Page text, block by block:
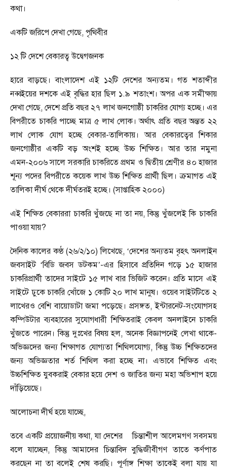
কথা।
একটি জরিপে দেখা গেছে, পৃথিবীর
১২ টি দেশে বেকারত্ব উদ্বেগজনক
হারে বাড়ছে। বাংলাদেশ এই ১২টি দেশের অন্যতম। গত শতাব্দীর
নব্বইয়ের দশকে এই বৃদ্ধির হার ছিল ১.৯ শতাংশ। অপর এক সমীক্ষায়
দেখা গেছে,দেশে প্রতি বছর ২৭ লাখ জনগোষ্ঠী চাকরির যোগ্য হচ্ছে। এর
বিপরীতে চাকরি পাচ্ছে মাত্র ৫ লাখ লোক। অর্থাৎ প্রতি বছর অন্তত ২২
লাখ লোক যোগ হচ্ছে বেকার-তালিকায়। আর বেকারত্বের শিকার
জনগোষ্ঠীর একটি বড় অংশই হচ্ছে উচ্চ শিক্ষিত। আর তার নমুনা
এমন-২০০৬ সালে সরকারি চাকরিতে প্রথম ও দ্বিতীয় শ্রেণীর ৪০ হাজার
শূন্য পদের বিপরীতে কয়েক লাখ উচ্চ শিক্ষিত প্রার্থী ছিল। ক্রমাগত এই
তালিকা দীর্ঘ থেকে দীর্ঘতরই হচ্ছে। (সাপ্তাহিক ২০০০)
এই শিক্ষিত বেকাররা চাকরি খুঁজছে না তা নয়,কিন্তু খুঁজলেই কি চাকরি
পাওয়া যায়?
দৈনিক কালের কণ্ঠ (২৬/২/১০) লিখেছে, ‘দেশের অন্যতম বৃহৎ অনলাইন
জবসাইট ‘বিডি জবস ডটকম’-এর হিসাবে প্রতিদিন গড়ে ১৫ হাজার
চাকরিপ্রার্থী তাদের সাইটে ১৫ লাখ বার ভিজিট করেন। প্রতি মাসে এই
সাইটে ঢুকে চাকরি খোঁজে ১ কোটি ২০ লাখ মানুষ। ওয়েব সাইটটিতে ২
লাখেরও বেশি বায়োডাটা জমা পড়েছে। প্রসঙ্গত,ইন্টারনেট-সংযোগসহ
কম্পিউটার ব্যবহারের সুযোগধারী শিক্ষিতরাই কেবল অনলাইনে চাকরি
খুঁজতে পারেন। কিন্তু দুঃখের বিষয় হল,অনেক বিজ্ঞাপনেই লেখা থাকে-
অভিজ্ঞদের জন্য শিক্ষাগত যোগ্যতা শিথিলযোগ্য,কিন্তু উচ্চ শিক্ষিতদের
জন্য অভিজ্ঞতার শর্ত শিথিল করা হচ্ছে না। এভাবে শিক্ষিত এবং
উচ্চশিক্ষিত যুবকরাই বেকার হয়ে দেশ ও জাতির জন্য মহা অভিশাপ হয়ে
দাঁড়িয়েছে।
আলোচনা দীর্ঘ হয়ে যাচ্ছে,
তবে একটি প্রয়োজনীয় কথা,যা দেশের চিন্তাশীল আলেমগণ সবসময়
বলে যাচ্ছেন,কিন্তু আমাদের চিন্তাবিদ বুদ্ধিজীবীগণ তাতে কর্ণপাত
করছেন না তা বলেই শেষ করছি। পূর্ণাঙ্গ শিক্ষা তাকেই বলা যায় যা